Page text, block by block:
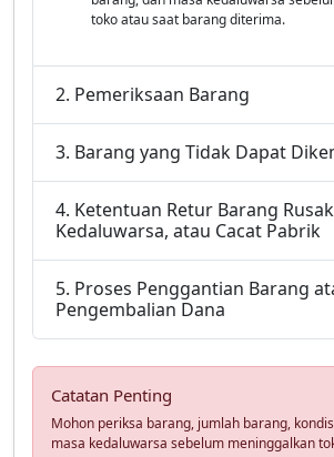
toko atau saat barang diterima.
2. Pemeriksaan Barang
3. Barang yang Tidak Dapat
4. Ketentuan Retur Barang
Kedaluwarsa, atau Cacat Pabrik
5. Proses Penggantian Barang
Pengembalian Dana
Catatan Penting
Mohon periksa barang, jumlah barang,
masa kedaluwarsa sebelum meninggalkan